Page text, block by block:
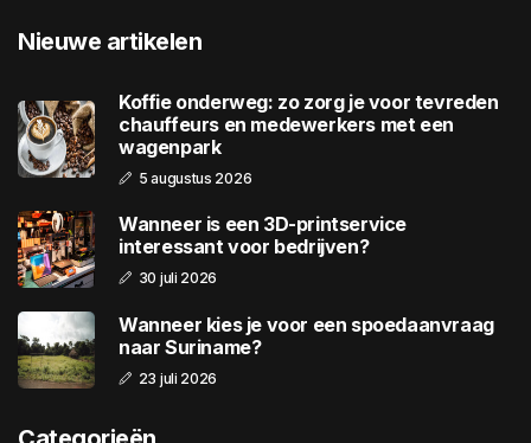
Nieuwe artikelen
Koffie onderweg: zo zorg je voor tevreden
chauffeurs en medewerkers met een
wagenpark
5 augustus 2026
Wanneer is een 3D-printservice
interessant voor bedrijven?
30 juli 2026
Wanneer kies je voor een spoedaanvraag
naar Suriname?
23 juli 2026